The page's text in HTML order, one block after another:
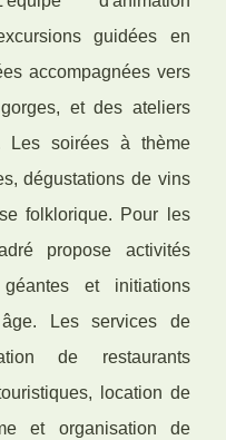
guidées en
accompagnées vers
et des ateliers
Les soirées à thème
dégustations de vins
folklorique. Pour les
propose activités
et initiations
Les services de
de restaurants
location de
et organisation de